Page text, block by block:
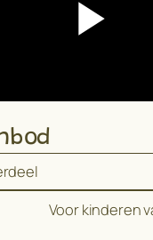
Voor kinderen